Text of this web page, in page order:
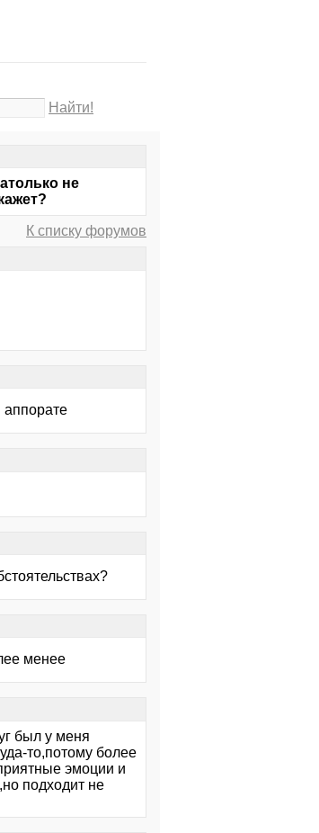
Найти!
не
К списку форумов
аппорате
менее
был у меня
то,потому более
эмоции и
подходит не